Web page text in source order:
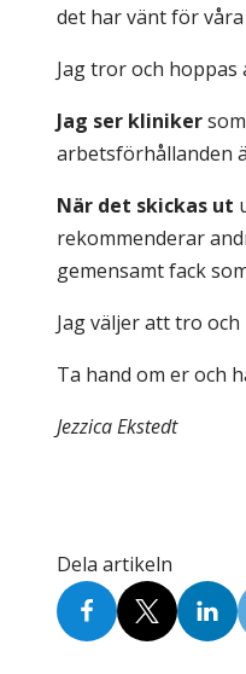
det har vänt för
Jag tror och
Jag ser kliniker
arbetsförhållanden
När det skickas ut
rekommenderar
gemensamt fack
Jag väljer att tro
Ta hand om er och
Jezzica Ekstedt
Dela artikeln